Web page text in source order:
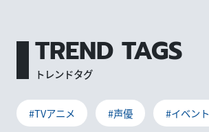
TREND TAGS
トレンドタグ
#TVアニメ #声優 #イベント